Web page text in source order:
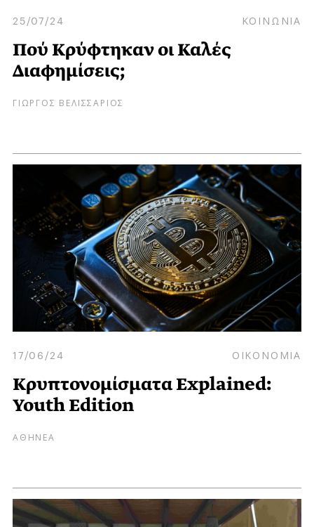
25/07/24 ΚΟΙΝΩΝΙΑ
Πού Κρύφτηκαν οι Καλές
Διαφημίσεις;
ΓΙΩΡΓΟΣ ΒΕΛΙΣΣΑΡΙΟΣ
17/06/24 ΟΙΚΟΝΟΜΙΑ
Κρυπτονομίσματα Explained:
Youth Edition
ΑΘΗΝΕΑ